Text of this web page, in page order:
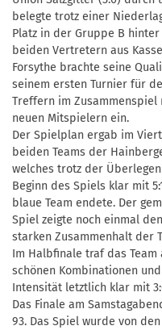
belegte trotz einer
Platz in der Gruppe B
beiden Vertretern aus
Forsythe brachte seine
seinem ersten Turnier für
Treffern im Zusammenspiel
neuen Mitspielern ein.
Der Spielplan ergab im
beiden Teams der
welches trotz der
Beginn des Spiels klar mit
blaue Team endete. Der
Spiel zeigte noch einmal den
starken Zusammenhalt der
Im Halbfinale traf das Team
schönen Kombinationen
Intensität letztlich klar mit
Das Finale am
93. Das Spiel wurde von den